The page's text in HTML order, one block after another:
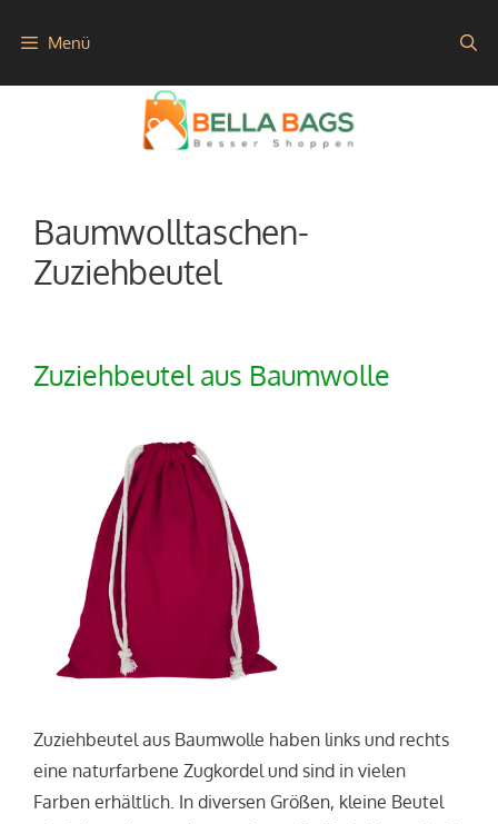
Inhalt Menü
Baumwolltaschen-
Zuziehbeutel
Zuziehbeutel aus Baumwolle
Zuziehbeutel aus Baumwolle haben links und rechts
eine naturfarbene Zugkordel und sind in vielen
Farben erhältlich. In diversen Größen, kleine Beutel